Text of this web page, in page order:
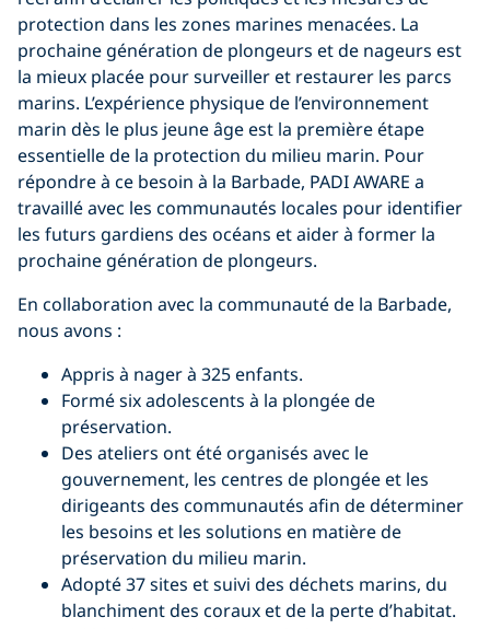
protection dans les zones marines menacées. La
prochaine génération de plongeurs et de nageurs est
la mieux placée pour surveiller et restaurer les parcs
marins. L’expérience physique de l’environnement
marin dès le plus jeune âge est la première étape
essentielle de la protection du milieu marin. Pour
répondre à ce besoin à la Barbade, PADI AWARE a
travaillé avec les communautés locales pour identifier
les futurs gardiens des océans et aider à former la
prochaine génération de plongeurs.
En collaboration avec la communauté de la Barbade,
nous avons :
Appris à nager à 325 enfants.
Formé six adolescents à la plongée de
préservation.
Des ateliers ont été organisés avec le
gouvernement, les centres de plongée et les
dirigeants des communautés afin de déterminer
les besoins et les solutions en matière de
préservation du milieu marin.
Adopté 37 sites et suivi des déchets marins, du
blanchiment des coraux et de la perte d’habitat.